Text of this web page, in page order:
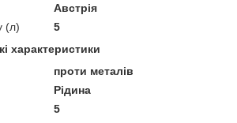
Австрія
(л)
5
характеристики
проти металів
Рідина
5